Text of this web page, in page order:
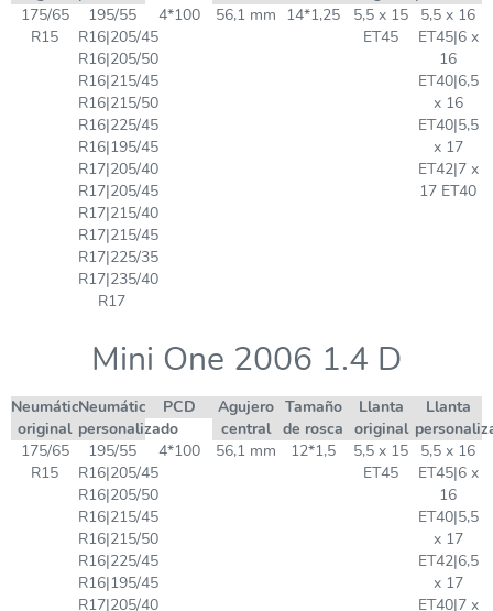
175/65
R15
195/55
R16|205/45
R16|205/50
R16|215/45
R16|215/50
R16|225/45
R16|195/45
R17|205/40
R17|205/45
R17|215/40
R17|215/45
R17|225/35
R17|235/40
R17
4*100 56,1 mm 14*1,25
5,5 x 15
ET45
5,5 x 16
ET45|6 x
16
ET40|6,5
x 16
ET40|5,5
x 17
ET42|7 x
17 ET40
Mini One 2006 1.4 D
Neumático
original
Neumático
personalizado
PCD
Agujero
central
Tamaño
de rosca
Llanta
original
Llanta
175/65
R15
195/55
R16|205/45
R16|205/50
R16|215/45
R16|215/50
R16|225/45
R16|195/45
R17|205/40
4*100 56,1 mm 12*1,5
5,5 x 15
ET45
5,5 x 16
ET45|6 x
16
ET40|5,5
x 17
ET42|6,5
x 17
ET40|7 x